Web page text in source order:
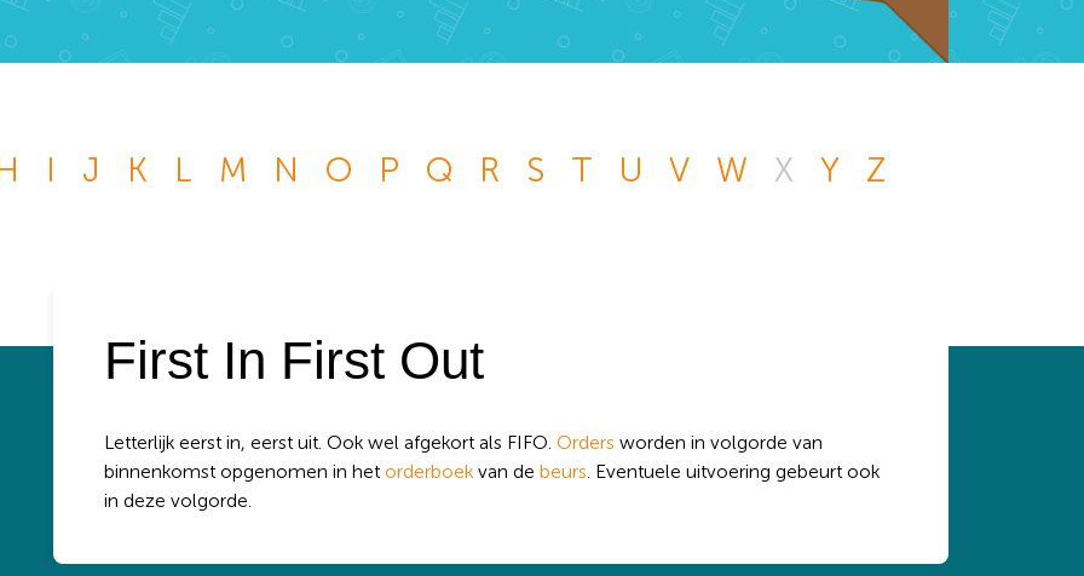
I J K L M N O P Q R S T U V W X Y Z
First In First Out
Letterlijk eerst in, eerst uit. Ook wel afgekort als FIFO. Orders worden in volgorde van
binnenkomst opgenomen in het orderboek van de beurs . Eventuele uitvoering gebeurt ook
in deze volgorde.
Wat wil je opzoeken?